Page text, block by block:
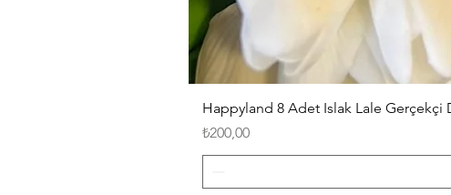
Happyland 8 Adet Islak Lale Gerçekçi
Fiyat
₺200,00